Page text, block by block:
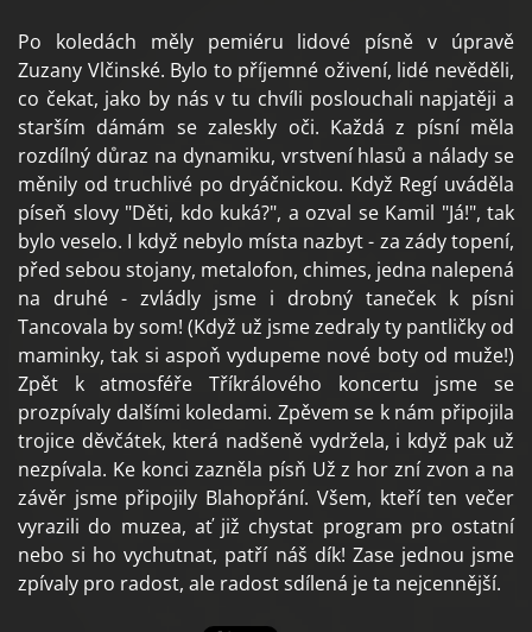
Po koledách měly pemiéru lidové písně v úpravě
Zuzany Vlčinské. Bylo to příjemné oživení, lidé nevěděli,
co čekat, jako by nás v tu chvíli poslouchali napjatěji a
starším dámám se zaleskly oči. Každá z písní měla
rozdílný důraz na dynamiku, vrstvení hlasů a nálady se
měnily od truchlivé po dryáčnickou. Když Regí uváděla
píseň slovy "Děti, kdo kuká?", a ozval se Kamil "Já!", tak
bylo veselo. I když nebylo místa nazbyt - za zády topení,
před sebou stojany, metalofon, chimes, jedna nalepená
na druhé - zvládly jsme i drobný taneček k písni
Tancovala by som! (Když už jsme zedraly ty pantličky od
maminky, tak si aspoň vydupeme nové boty od muže!)
Zpět k atmosféře Tříkrálového koncertu jsme se
prozpívaly dalšími koledami. Zpěvem se k nám připojila
trojice děvčátek, která nadšeně vydržela, i když pak už
nezpívala. Ke konci zazněla písň Už z hor zní zvon a na
závěr jsme připojily Blahopřání. Všem, kteří ten večer
vyrazili do muzea, ať již chystat program pro ostatní
nebo si ho vychutnat, patří náš dík! Zase jednou jsme
zpívaly pro radost, ale radost sdílená je ta nejcennější.